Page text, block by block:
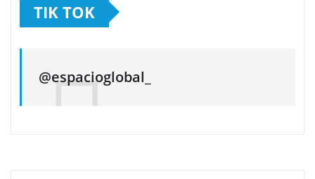
TIK TOK
@espacioglobal_